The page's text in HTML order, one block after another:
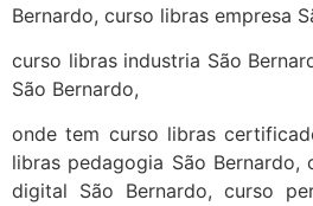
Bernardo, curso libras empresa
curso libras industria São
São Bernardo,
onde tem curso libras
libras pedagogia São
digital São Bernardo, curso